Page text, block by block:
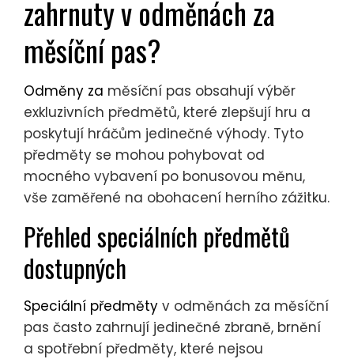
zahrnuty v odměnách za
měsíční pas?
Odměny za měsíční pas obsahují výběr
exkluzivních předmětů, které zlepšují hru a
poskytují hráčům jedinečné výhody. Tyto
předměty se mohou pohybovat od
mocného vybavení po bonusovou měnu,
vše zaměřené na obohacení herního zážitku.
Přehled speciálních předmětů
dostupných
Speciální předměty v odměnách za měsíční
pas často zahrnují jedinečné zbraně, brnění
a spotřební předměty, které nejsou